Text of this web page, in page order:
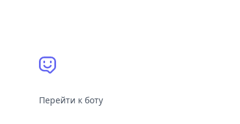
Перейти к боту